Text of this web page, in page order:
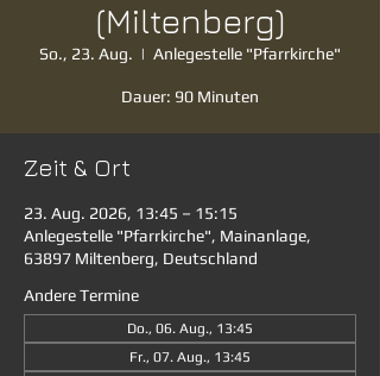
(Miltenberg)
So., 23. Aug.
  |
Anlegestelle "Pfarrkirche"
Dauer: 90 Minuten
Zeit & Ort
23. Aug. 2026, 13:45 – 15:15
Anlegestelle "Pfarrkirche", Mainanlage,
63897 Miltenberg, Deutschland
Andere Termine
Do., 06. Aug., 13:45
Fr., 07. Aug., 13:45